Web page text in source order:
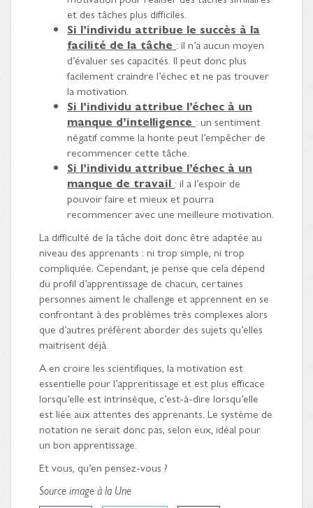
et des tâches plus difficiles.
Si l’individu attribue le succès à la
facilité de la tâche : il n’a aucun moyen
d’évaluer ses capacités. Il peut donc plus
facilement craindre l’échec et ne pas trouver
la motivation.
Si l’individu attribue l’échec à un
manque d’intelligence : un sentiment
négatif comme la honte peut l’empêcher de
recommencer cette tâche.
Si l’individu attribue l’échec à un
manque de travail : il a l’espoir de
pouvoir faire et mieux et pourra
recommencer avec une meilleure motivation.
La difficulté de la tâche doit donc être adaptée au
niveau des apprenants : ni trop simple, ni trop
compliquée. Cependant, je pense que cela dépend
du profil d’apprentissage de chacun, certaines
personnes aiment le challenge et apprennent en se
confrontant à des problèmes très complexes alors
que d’autres préfèrent aborder des sujets qu’elles
maitrisent déjà.
A en croire les scientifiques, la motivation est
essentielle pour l’apprentissage et est plus efficace
lorsqu’elle est intrinsèque, c’est-à-dire lorsqu’elle
est liée aux attentes des apprenants. Le système de
notation ne serait donc pas, selon eux, idéal pour
un bon apprentissage.
Et vous, qu’en pensez-vous ?
Source image à la Une